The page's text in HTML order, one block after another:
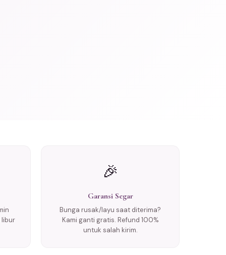
libur
🎉
Garansi Segar
Bunga rusak/layu saat diterima?
Kami ganti gratis. Refund 100%
untuk salah kirim.